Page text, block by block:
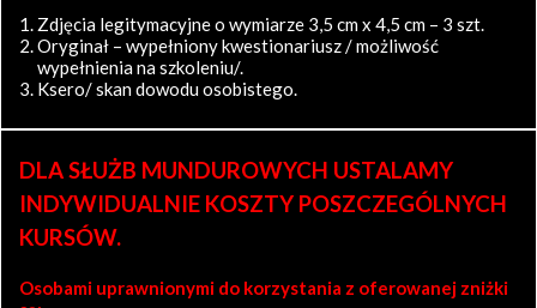
Zdjęcia legitymacyjne o wymiarze 3,5 cm x 4,5 cm – 3 szt.
Oryginał – wypełniony kwestionariusz / możliwość
wypełnienia na szkoleniu/.
Ksero/ skan dowodu osobistego.
DLA SŁUŻB MUNDUROWYCH USTALAMY
INDYWIDUALNIE KOSZTY POSZCZEGÓLNYCH
KURSÓW.
Osobami uprawnionymi do korzystania z oferowanej zniżki